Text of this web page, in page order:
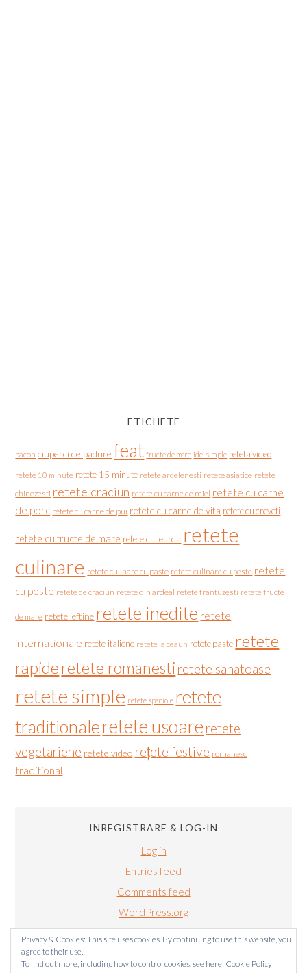
ETICHETE
bacon ciuperci de padure feat fructe de mare idei simple reteta video
retete 10 minute retete 15 minute retete ardelenesti retete asiatice retete
chinezesti retete craciun retete cu carne de miel retete cu carne
de porc retete cu carne de pui retete cu carne de vita retete cu creveti
retete cu fructe de mare retete cu leurda retete
culinare retete culinare cu paste retete culinare cu peste retete
cu peste retete de craciun retete din ardeal retete frantuzesti retete fructe
de mare retete ieftine retete inedite retete
internationale retete italiene retete la ceaun retete paste retete
rapideretete romanesti retete sanatoase
retete simple retete spaniole retete
traditionaleretete usoare retete
vegetariene retete video rețete festive romanesc
traditional
INREGISTRARE & LOG-IN
Log in
Entries feed
Comments feed
WordPress.org
Privacy & Cookies: This site uses cookies. By continuing to use this website, you
agree to their use.
To find out more, including how to control cookies, see here: Cookie Policy